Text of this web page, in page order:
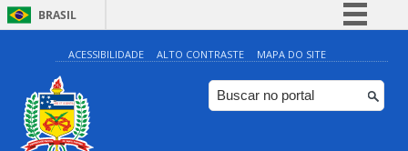
BRASIL
Simplifique!
Comunica BR
Participe
ACESSIBILIDADE ALTO CONTRASTE MAPA DO SITE